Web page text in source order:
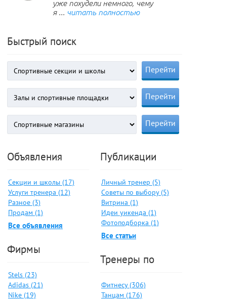
уже похудели немного, чему
я ... читать полностью
Быстрый поиск
Объявления
Секции и школы (17)
Услуги тренера (12)
Разное (3)
Продам (1)
Все объявления
Фирмы
Stels (23)
Adidas (21)
Nike (19)
Публикации
Личный тренер (5)
Советы по выбору (5)
Витрина (1)
Идеи уикенда (1)
Фотоподборка (1)
Все статьи
Тренеры по
Фитнесу (306)
Танцам (176)